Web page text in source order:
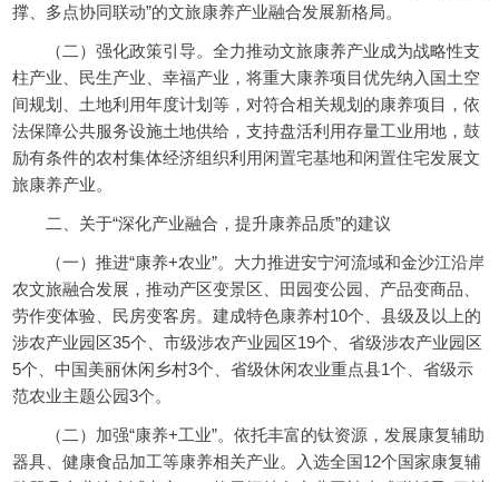
撑、多点协同联动”的文旅康养产业融合发展新格局。
（二）强化政策引导。全力推动文旅康养产业成为战略性支
柱产业、民生产业、幸福产业，将重大康养项目优先纳入国土空
间规划、土地利用年度计划等，对符合相关规划的康养项目，依
法保障公共服务设施土地供给，支持盘活利用存量工业用地，鼓
励有条件的农村集体经济组织利用闲置宅基地和闲置住宅发展文
旅康养产业。
二、关于“深化产业融合，提升康养品质”的建议
（一）推进“康养+农业”。大力推进安宁河流域和金沙江沿岸
农文旅融合发展，推动产区变景区、田园变公园、产品变商品、
劳作变体验、民房变客房。建成特色康养村10个、县级及以上的
涉农产业园区35个、市级涉农产业园区19个、省级涉农产业园区
5个、中国美丽休闲乡村3个、省级休闲农业重点县1个、省级示
范农业主题公园3个。
（二）加强“康养+工业”。依托丰富的钛资源，发展康复辅助
器具、健康食品加工等康养相关产业。入选全国12个国家康复辅